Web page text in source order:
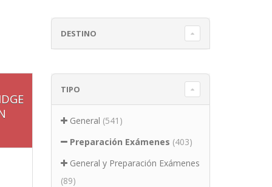
DESTINO
TIPO
General (541)
Preparación Exámenes (403)
General y Preparación Exámenes
(89)